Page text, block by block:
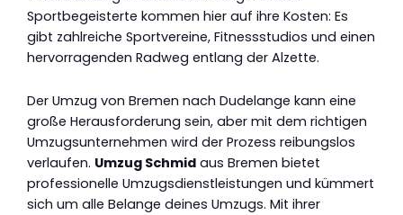
Sportbegeisterte kommen hier auf ihre Kosten: Es
gibt zahlreiche Sportvereine, Fitnessstudios und einen
hervorragenden Radweg entlang der Alzette.
Der Umzug von Bremen nach Dudelange kann eine
große Herausforderung sein, aber mit dem richtigen
Umzugsunternehmen wird der Prozess reibungslos
verlaufen. Umzug Schmid aus Bremen bietet
professionelle Umzugsdienstleistungen und kümmert
sich um alle Belange deines Umzugs. Mit ihrer